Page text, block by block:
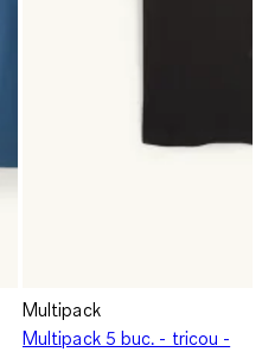
Multipack
Multipack 5 buc. - tricou -